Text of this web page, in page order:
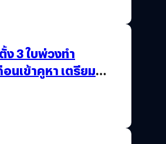
3 ใบพ่วงทำ
นเข้าคูหา เตรียม